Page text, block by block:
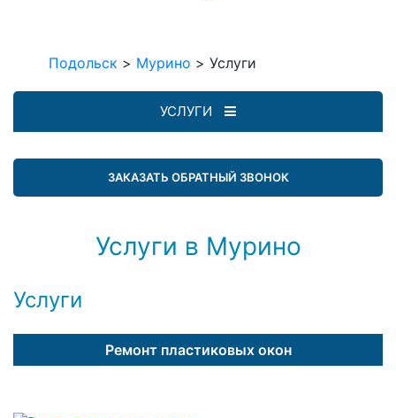
Подольск > Мурино > Услуги
УСЛУГИ
ЗАКАЗАТЬ ОБРАТНЫЙ ЗВОНОК
Услуги в Мурино
Услуги
Ремонт пластиковых окон